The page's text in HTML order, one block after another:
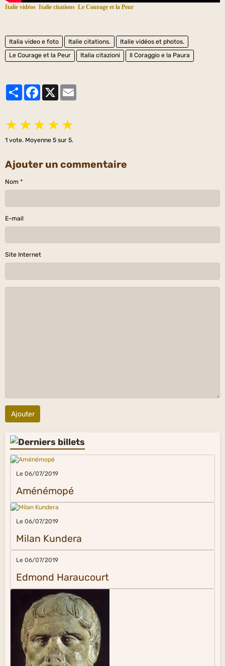
Italie vidéos Italie citations Le Courage et la Peur
Italia video e foto Italie citations.
Italie vidéos et photos.
Le Courage et la Peur
Italia citazioni Il Coraggio e la Paura
PartagerFacebook
★ ★ ★ ★ ★
1 vote. Moyenne 5 sur 5.
Ajouter un commentaire
Nom
E-mail
Site Internet
Ajouter
Le 06/07/2019
Aménémopé
Le 06/07/2019
Milan Kundera
Le 06/07/2019
Edmond Haraucourt